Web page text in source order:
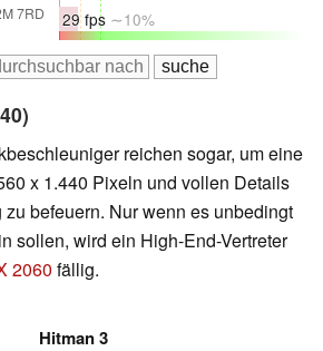
7RD
29 fps ∼10%
reichen sogar, um eine
x 1.440 Pixeln und vollen Details
befeuern. Nur wenn es unbedingt
sollen, wird ein High-End-Vertreter
2060 fällig.
Hitman 3